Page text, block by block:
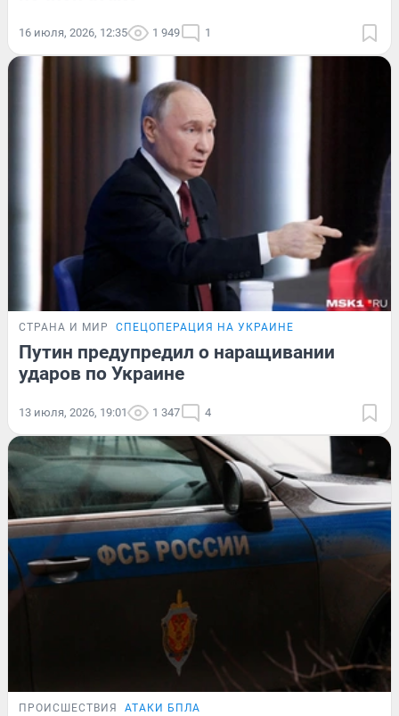
16 июля, 2026, 12:35 1 949 1
СТРАНА И МИР СПЕЦОПЕРАЦИЯ НА УКРАИНЕ
Путин предупредил о наращивании
ударов по Украине
13 июля, 2026, 19:01 1 347 4
ПРОИСШЕСТВИЯ АТАКИ БПЛА